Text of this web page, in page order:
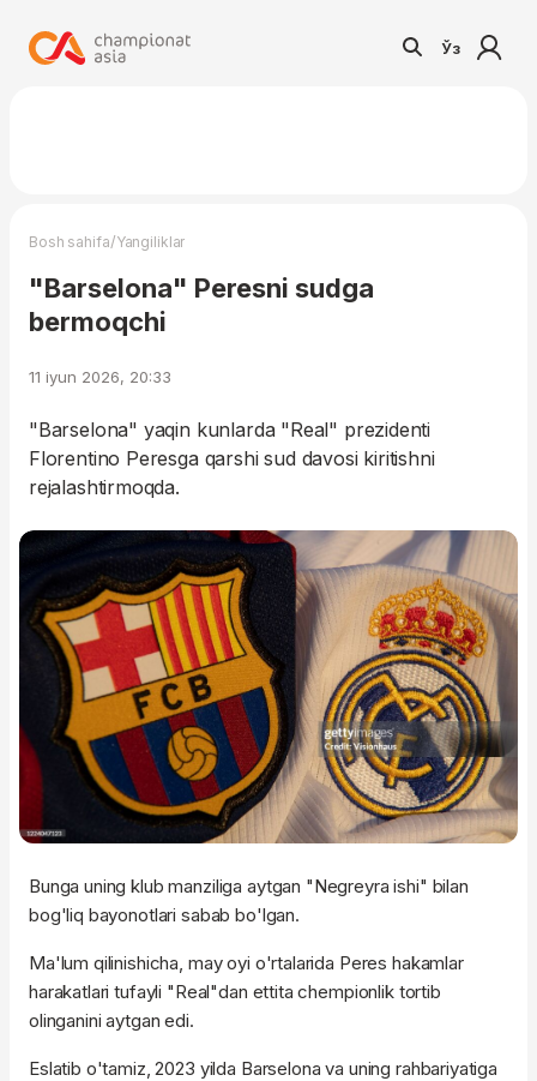
Ўз
Bosh sahifa/Yangiliklar
"Barselona" Peresni sudga
bermoqchi
11 iyun 2026, 20:33
"Barselona" yaqin kunlarda "Real" prezidenti
Florentino Peresga qarshi sud davosi kiritishni
rejalashtirmoqda.
Bunga uning klub manziliga aytgan "Negreyra ishi" bilan
bog'liq bayonotlari sabab bo'lgan.
Ma'lum qilinishicha, may oyi o'rtalarida Peres hakamlar
harakatlari tufayli "Real"dan ettita chempionlik tortib
olinganini aytgan edi.
Eslatib o'tamiz, 2023 yilda Barselona va uning rahbariyatiga